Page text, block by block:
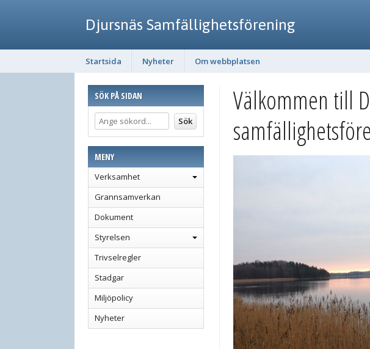
Djursnäs Samfällighetsförening
Startsida
Nyheter Om webbplatsen
SÖK PÅ SIDAN
MENY
Verksamhet
Grannsamverkan
Dokument
Styrelsen
Trivselregler
Stadgar
Miljöpolicy
Nyheter
Välkommen till